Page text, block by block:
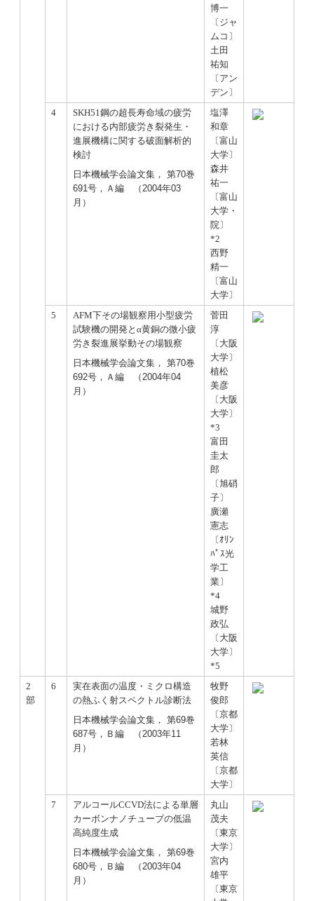
博一
〔ジャ
ムコ〕
土田
祐知
〔アン
デン〕
4
SKH51鋼の超長寿命域の疲労
における内部疲労き裂発生・
進展機構に関する破面解析的
検討
日本機械学会論文集， 第70巻
691号，Ａ編 （2004年03
月）
塩澤
和章
〔富山
大学〕
森井
祐一
〔富山
大学・
院〕
*2
西野
精一
〔富山
大学〕
5
AFM下その場観察用小型疲労
試験機の開発とα黄銅の微小疲
労き裂進展挙動その場観察
日本機械学会論文集， 第70巻
692号，Ａ編 （2004年04
月）
菅田
淳
〔大阪
大学〕
植松
美彦
〔大阪
大学〕
*3
富田
圭太
郎
〔旭硝
子〕
廣瀬
憲志
〔ｵﾘﾝ
ﾊﾟｽ光
学工
業〕
*4
城野
政弘
〔大阪
大学〕
*5
2
部
6
実在表面の温度・ミクロ構造
の熱ふく射スペクトル診断法
日本機械学会論文集， 第69巻
687号，Ｂ編 （2003年11
月）
牧野
俊郎
〔京都
大学〕
若林
英信
〔京都
大学〕
7
アルコールCCVD法による単層
カーボンナノチューブの低温
高純度生成
日本機械学会論文集， 第69巻
680号，Ｂ編 （2003年04
月）
丸山
茂夫
〔東京
大学〕
宮内
雄平
〔東京